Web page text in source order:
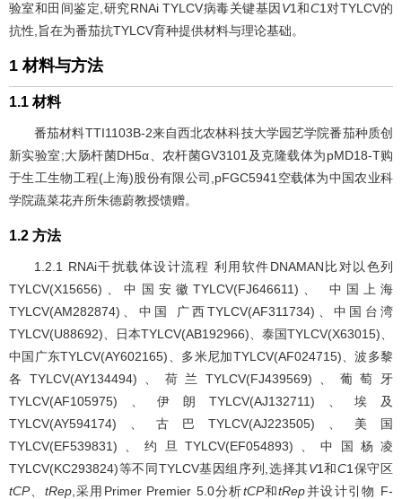
验室和田间鉴定,研究RNAi TYLCV病毒关键基因 V1和C1对TYLCV的
抗性,旨在为番茄抗TYLCV育种提供材料与理论基础。
1 材料与方法
1.1 材料
番茄材料TTI1103B-2来自西北农林科技大学园艺学院番茄种质创
新实验室;大肠杆菌DH5α、农杆菌GV3101及克隆载体为pMD18-T购
于生工生物工程(上海)股份有限公司,pFGC5941空载体为中国农业科
学院蔬菜花卉所朱德蔚教授馈赠。
1.2 方法
1.2.1 RNAi干扰载体设计流程 利用软件DNAMAN比对以色列
TYLCV(X15656)、中国安徽TYLCV(FJ646611)、 中国上海
TYLCV(AM282874)、中国 广西TYLCV(AF311734)、中国台湾
TYLCV(U88692)、日本TYLCV(AB192966)、泰国TYLCV(X63015)、
中国广东TYLCV(AY602165)、多米尼加TYLCV(AF024715)、波多黎
各TYLCV(AY134494)、荷兰TYLCV(FJ439569)、葡萄牙
TYLCV(AF105975)、伊朗TYLCV(AJ132711)、埃及
TYLCV(AY594174)、古巴TYLCV(AJ223505)、美国
TYLCV(EF539831)、约旦TYLCV(EF054893)、中国杨凌
TYLCV(KC293824)等不同TYLCV基因组序列,选择其V1和C1保守区
tCP、 tRep,采用Primer Premier 5.0分析tCP和tRep并设计引物 F-